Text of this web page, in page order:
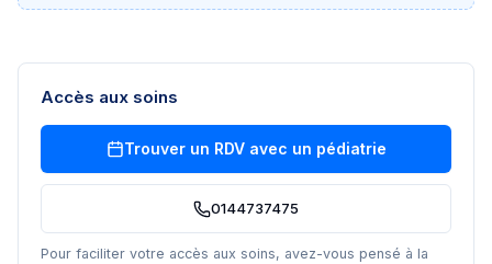
Accès aux soins
Trouver un RDV avec un pédiatrie
0144737475
Pour faciliter votre accès aux soins, avez-vous pensé à la